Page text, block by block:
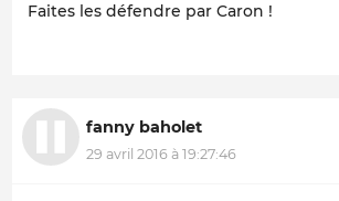
Faites les défendre par Caron !
fanny baholet
29 avril 2016 à 19:27:46